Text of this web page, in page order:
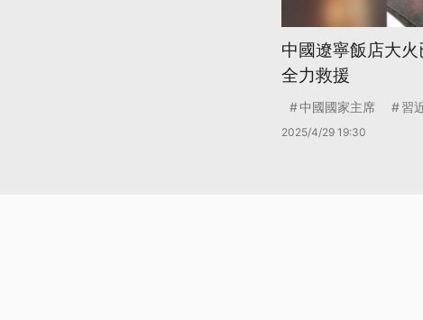
中國遼寧飯店大
全力救援
中國國家主席 習
2025/4/29 19:30